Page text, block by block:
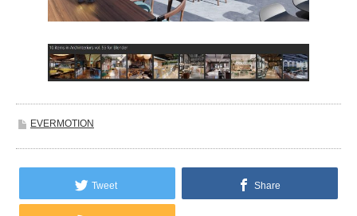
EVERMOTION
Tweet Share